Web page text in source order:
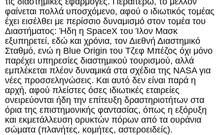
φαίνεται πολλά υποσχόμενο, αφού ο ιδιωτικός τομέας
έχει εισέλθει με περίσσιο δυναμισμό στον τομέα του
Διαστήματος: Ήδη η SpaceX του Ίλον Μασκ
εξυπηρετεί, εδώ και χρόνια, τον Διεθνή Διαστημικό
Σταθμό, ενώ η Blue Origin του Τζεφ Μπέζος όχι μόνο
παρέχει υπηρεσίες διαστημικού τουρισμού, αλλά
εμπλέκεται πλέον δυναμικά στα σχέδια της NASA για
νέες προσσεληνώσεις. Και αυτό δεν είναι παρά η
αρχή, αφού πλείστες όσες ιδιωτικές εταιρείες
ονειρεύονται ήδη την επίτευξη δραστηριοτήτων στα
όρια της επιστημονικής φαντασίας, όπως η εξόρυξη
και εκμετάλλευση ορυκτών πόρων από τα ουράνια
σώματα (πλανήτες, κομήτες, αστεροειδείς).